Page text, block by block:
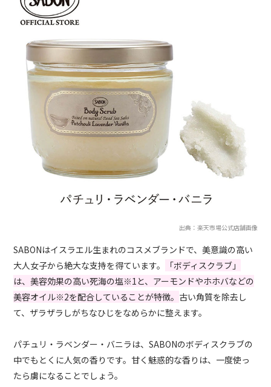
出典：楽天市場公式店舗画像
SABONはイスラエル生まれのコスメブランドで、美意識の高い
大人女子から絶大な支持を得ています。
「ボディスクラブ」
は、美容効果の高い死海の塩※1と、アーモンドやホホバなどの
美容オイル※2を配合していることが特徴。 古い角質を除去し
て、ザラザラしがちなひじをなめらかに整えます。
パチュリ・ラベンダー・バニラは、SABONのボディスクラブの
中でもとくに人気の香りです。甘く魅惑的な香りは、一度使っ
たら虜になることでしょう。